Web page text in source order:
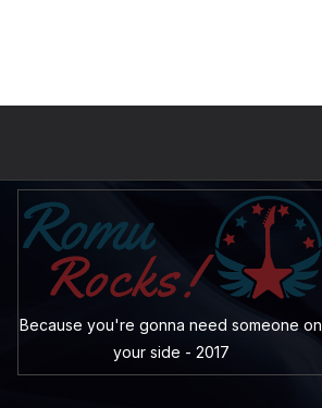
Because you're gonna need someone on
your side - 2017